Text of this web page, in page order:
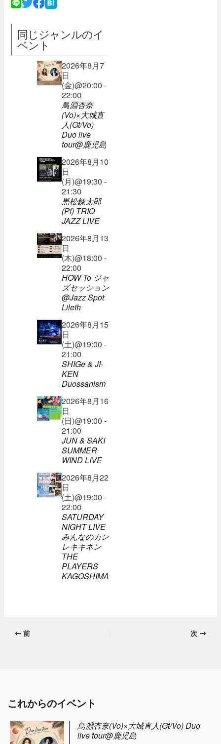
同じジャンルのイ
ベント
2026年8月7
日
(金)@20:00 -
22:00
鳥淵杏奈
(Vo)×大城直
人(Gt/Vo)
Duo live
tour@鹿児島
2026年8月10
日
(月)@19:30 -
21:30
黒松錬太郎
(Pf) TRIO
JAZZ LIVE
2026年8月13
日
(木)@18:00 -
22:00
HOW To ジャ
ズセッション
@Jazz Spot
Lileth
2026年8月15
日
(土)@19:00 -
21:00
SHIGe & JI-
KEN
Duossanism
2026年8月16
日
(日)@19:00 -
21:00
JUN & SAKI
SUMMER
WIND LIVE
2026年8月22
日
(土)@19:00 -
22:00
SATURDAY
NIGHT LIVE
みんなのカン
レキキネン
THE
PLAYERS
KAGOSHIMA
前 次
これからのイベント
鳥淵杏奈(Vo)×大城直人(Gt/Vo) Duo
live tour@鹿児島